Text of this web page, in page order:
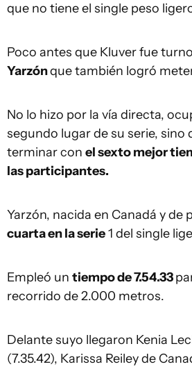
que no tiene el single peso
Poco antes que Kluver fue
Yarzónque también logró
No lo hizo por la vía directa,
segundo lugar de su serie, sino
terminar con el sexto mejor
las participantes.
Yarzón, nacida en Canadá y de
cuarta en la serie1 del single
Empleó un tiempo de 7.54.33
recorrido de 2.000 metros.
Delante suyo llegaron Kenia
(7.35.42), Karissa Reiley de